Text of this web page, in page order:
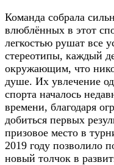
Команда собрала
влюблённых в этот
легкостью рушат все
стереотипы, каждый
окружающим, что
душе. Их увлечение
спорта началось
времени, благодаря
добиться первых
призовое место в
2019 году позволило
новый толчок в